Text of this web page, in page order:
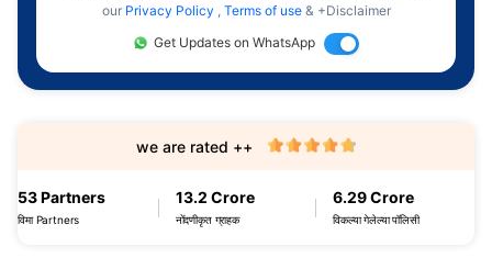
our Privacy Policy , Terms of use & +Disclaimer
Get Updates on WhatsApp
53 Partners
विमा Partners
13.2 Crore
नोंदणीकृत ग्राहक
6.29 Crore
विकल्या गेलेल्या पॉलिसी
we are rated ++